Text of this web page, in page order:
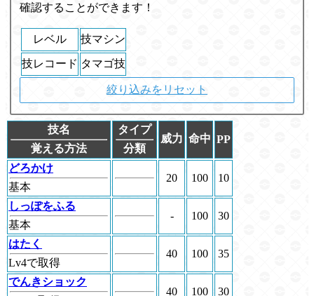
確認することができます！
レベル 技マシン
技レコード タマゴ技
絞り込みをリセット
技名
覚える方法
タイプ
分類
威力 命中 PP
どろかけ
基本
20 100 10
しっぽをふる
基本
- 100 30
はたく
Lv4で取得
40 100 35
でんきショック
40 100 30